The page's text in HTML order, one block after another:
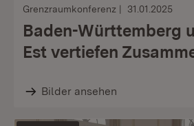
Grenzraumkonferenz 31.01.2025
Baden-Württemberg
Est vertiefen
Bilder ansehen